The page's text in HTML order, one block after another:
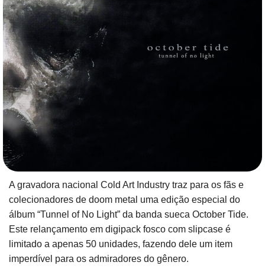
A gravadora nacional Cold Art Industry traz para os fãs e
colecionadores de doom metal uma edição especial do
álbum “Tunnel of No Light” da banda sueca October Tide.
Este relançamento em digipack fosco com slipcase é
limitado a apenas 50 unidades, fazendo dele um item
imperdível para os admiradores do gênero.